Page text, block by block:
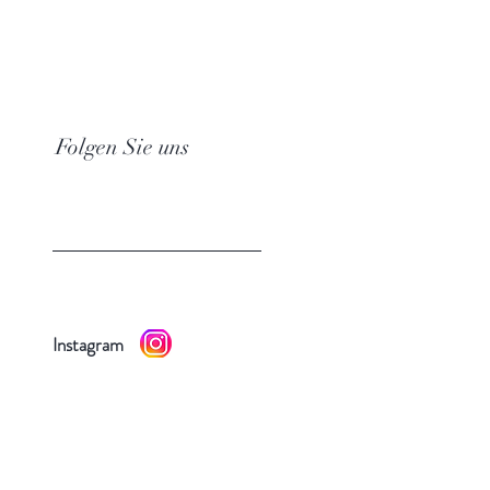
Folgen Sie uns
Instagram